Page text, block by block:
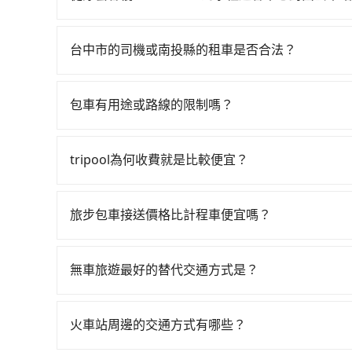
小時40元路邊停車費用預估進去，但額外的汽車
凹的車門仍未被修理，每一次租車都好像在開樂
點仍有段距離，在遇到下雨天或者載行李時，就顯
到車，也可考慮打電話至附近的計程車隊，如
是雙北市的490倍。再加上台中市有些計程車司機
台中市的司機或南投縣的租車是否合法？
警察臨檢並趕下車，出意外後保險公司更是不會
好辨別叫的車是否合法，就看車牌的開頭，只要不
包車有用途或路線的限制嗎？
台灣法律，無論是清明掃墓、包車旅遊、參加喜
於乘車後一週內寄出電子收據。
tripool為何收費就是比較便宜？
為司機素質比較差、車上會有煙味、或者車齡過
也就是提高俗稱「回頭車」的比例。這不僅體現
午以前均可全額取消退費，如已經決定好要從浮
旅步包車接送價格比計程車便宜嗎？
費用比計程車低，且能讓您更能輕鬆掌握交通開支。
無車旅遊最好的替代交通方式是？
車、捷運、客運等，或者考慮租車。如果您想要
火車站周邊的交通方式有哪些？